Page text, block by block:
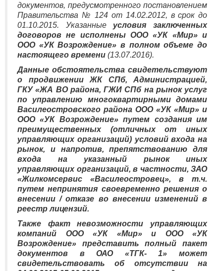
документов, предусмотренного постановлением
Правительства № 124 от 14.02.2012, в срок до
01.10.2015. Указанные условия заключенных
договоров не исполнены ООО «УК «Мир» и
ООО «УК Возрождение» в полном объеме до
настоящего времени (13.07.2016).
Данные обстоятельства свидетельствуют
о продвижении ЖК СПб, Администрацией,
ГКУ «ЖА ВО района, ГЖИ СПб на рынок услуг
по управлению многоквартирными домами
Василеостровского района ООО «УК «Мир» и
ООО «УК Возрождение» путем создания им
преимущественных (отличных от иных
управляющих организаций) условий входа на
рынок, и напротив, препятствованию для
входа на указанный рынок иных
управляющих организаций, в частности, ЗАО
«Жилкомсервис «Василеостровец», в т.ч.
путем непринятия своевременно решения о
внесении / отказе во внесении изменений в
реестр лицензий.
Также факт невозможности управляющих
компаний ООО «УК «Мир» и ООО «УК
Возрождение» представить полный пакет
документов в ОАО «ТГК- 1» может
свидетельствовать об отсутствии на